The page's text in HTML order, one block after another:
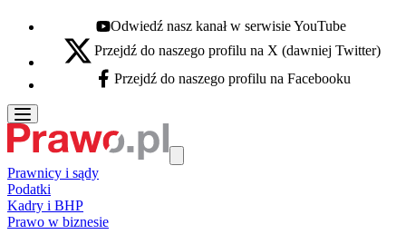
Youtube - otwiera się w nowej karcie
Odwiedź nasz kanał w serwisie YouTube
X - otwiera się w nowej karcie
Przejdź do naszego profilu na X (dawniej Twitter)
Facebook - otwiera się w nowej karcie
Przejdź do naszego profilu na Facebooku
Prawnicy i sądy
Podatki
Kadry i BHP
Prawo w biznesie